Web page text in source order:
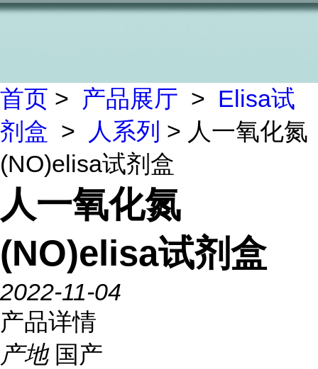
首页 > 产品展厅 > Elisa试
剂盒 > 人系列 > 人一氧化氮
(NO)elisa试剂盒
人一氧化氮
(NO)elisa试剂盒
2022-11-04
产品详情
产地 国产